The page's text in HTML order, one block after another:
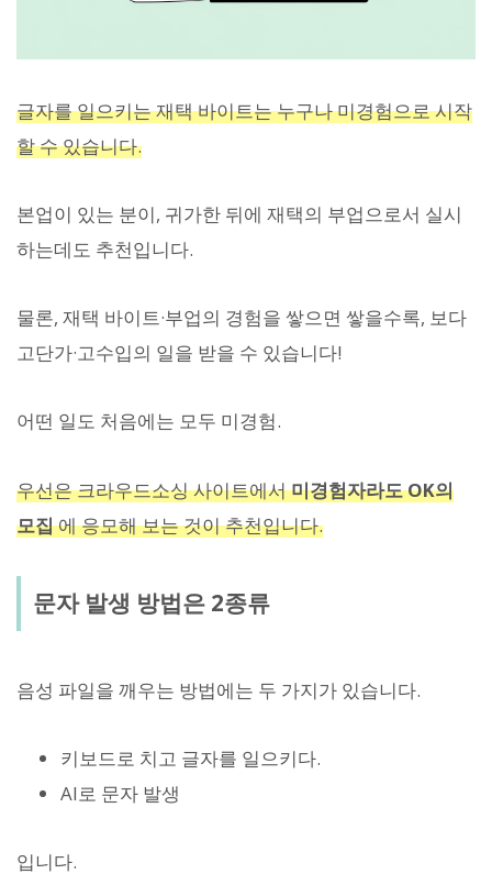
글자를 일으키는 재택 바이트는 누구나 미경험으로 시작
할 수 있습니다.
본업이 있는 분이, 귀가한 뒤에 재택의 부업으로서 실시
하는데도 추천입니다.
물론, 재택 바이트·부업의 경험을 쌓으면 쌓을수록, 보다
고단가·고수입의 일을 받을 수 있습니다!
어떤 일도 처음에는 모두 미경험.
우선은 크라우드소싱 사이트에서미경험자라도 OK의
모집에 응모해 보는 것이 추천입니다.
문자 발생 방법은 2종류
음성 파일을 깨우는 방법에는 두 가지가 있습니다.
키보드로 치고 글자를 일으키다.
AI로 문자 발생
입니다.